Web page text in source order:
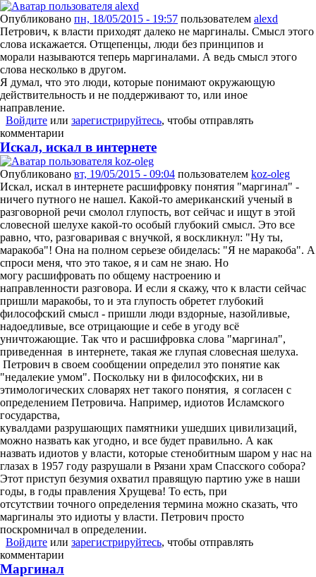
Опубликовано пн, 18/05/2015 - 19:57 пользователем alexd
Петрович, к власти приходят далеко не маргиналы. Смысл этого
слова искажается. Отщепенцы, люди без принципов и
морали называются теперь маргиналами. А ведь смысл этого
слова несколько в другом.
Я думал, что это люди, которые понимают окружающую
действительность и не поддерживают то, или иное
направление.
Войдите или зарегистрируйтесь, чтобы отправлять
комментарии
Искал, искал в интернете
Опубликовано вт, 19/05/2015 - 09:04 пользователем koz-oleg
Искал, искал в интернете расшифровку понятия "маргинал" -
ничего путного не нашел. Какой-то американский ученый в
разговорной речи смолол глупость, вот сейчас и ищут в этой
словесной шелухе какой-то особый глубокий смысл. Это все
равно, что, разговаривая с внучкой, я воскликнул: "Ну ты,
маракоба"! Она на полном серьезе обиделась: "Я не маракоба". А
спроси меня, что это такое, я и сам не знаю. Но
могу расшифровать по общему настроению и
направленности разговора. И если я скажу, что к власти сейчас
пришли маракобы, то и эта глупость обретет глубокий
философский смысл - пришли люди вздорные, назойливые,
надоедливые, все отрицающие и себе в угоду всё
уничтожающие. Так что и расшифровка слова "маргинал",
приведенная в интернете, такая же глупая словесная шелуха.
Петрович в своем сообщении определил это понятие как
"недалекие умом". Поскольку ни в философских, ни в
этимологических словарях нет такого понятия, я согласен с
определением Петровича. Например, идиотов Исламского
государства,
кувалдами разрушающих памятники ушедших цивилизаций,
можно назвать как угодно, и все будет правильно. А как
назвать идиотов у власти, которые стенобитным шаром у нас на
глазах в 1957 году разрушали в Рязани храм Спасского собора?
Этот приступ безумия охватил правящую партию уже в наши
годы, в годы правления Хрущева! То есть, при
отсутствии точного определения термина можно сказать, что
маргиналы это идиоты у власти. Петрович просто
поскромничал в определении.
Войдите или зарегистрируйтесь, чтобы отправлять
комментарии
Маргинал